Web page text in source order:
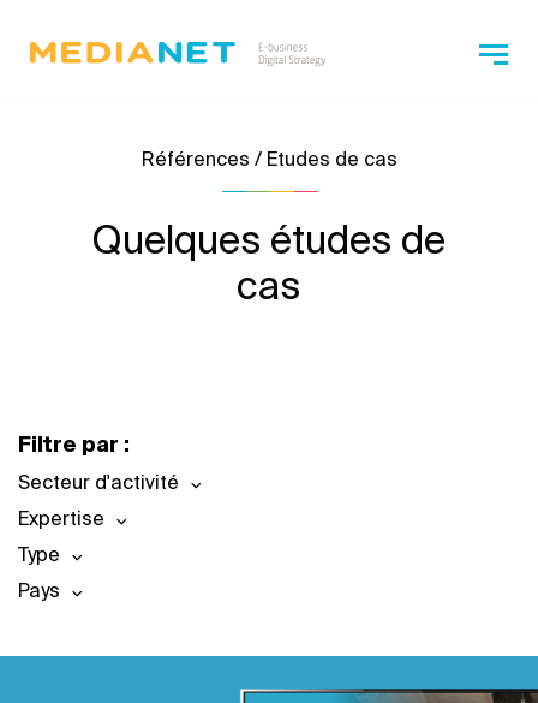
Références / Etudes de cas
Quelques études de
cas
Filtre par :
Secteur d'activité
Expertise
Type
Pays